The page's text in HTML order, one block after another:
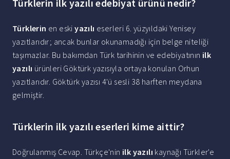
Türklerin ilk yazılı edebiyat ürünü nedir?
Türklerin en eskiyazılı eserleri 6. yüzyıldaki Yenisey
yazıtlarıdır; ancak bunlar okunamadığı için belge niteliği
taşımazlar. Bu bakımdan Türk tarihinin ve edebiyatının ilk
yazılı ürünleri Göktürk yazısıyla ortaya konulan Orhun
yazıtlarıdır. Göktürk yazısı 4'ü sesli 38 harften meydana
gelmiştir.
Türklerin ilk yazılı eserleri kime aittir?
Doğrulanmış Cevap. Türkçe'nin ilk yazılı kaynağı Türkler'e